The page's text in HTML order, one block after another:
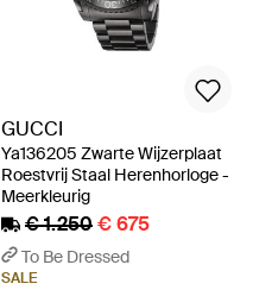
GUCCI
Ya136205 Zwarte Wijzerplaat
Roestvrij Staal Herenhorloge -
Meerkleurig
€ 1.250€ 675
To Be Dressed
SALE